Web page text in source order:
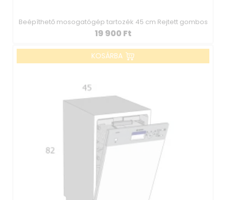
Beépíthető mosogatógép tartozék 45 cm Rejtett gombos
19 900 Ft
KOSÁRBA